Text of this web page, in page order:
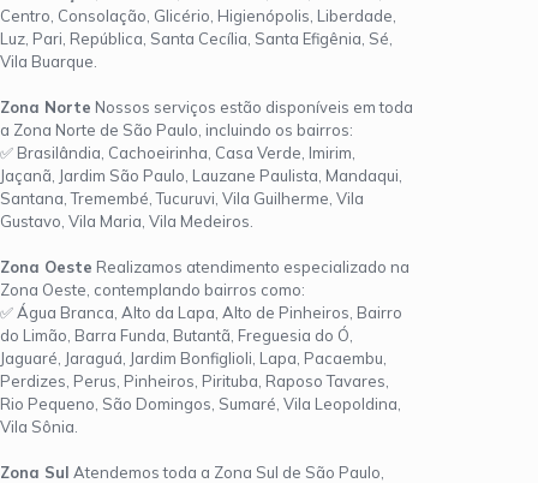
Centro, Consolação, Glicério, Higienópolis, Liberdade,
Luz, Pari, República, Santa Cecília, Santa Efigênia, Sé,
Vila Buarque.
Zona Norte Nossos serviços estão disponíveis em toda
a Zona Norte de São Paulo, incluindo os bairros:
✅ Brasilândia, Cachoeirinha, Casa Verde, Imirim,
Jaçanã, Jardim São Paulo, Lauzane Paulista, Mandaqui,
Santana, Tremembé, Tucuruvi, Vila Guilherme, Vila
Gustavo, Vila Maria, Vila Medeiros.
Zona Oeste Realizamos atendimento especializado na
Zona Oeste, contemplando bairros como:
✅ Água Branca, Alto da Lapa, Alto de Pinheiros, Bairro
do Limão, Barra Funda, Butantã, Freguesia do Ó,
Jaguaré, Jaraguá, Jardim Bonfiglioli, Lapa, Pacaembu,
Perdizes, Perus, Pinheiros, Pirituba, Raposo Tavares,
Rio Pequeno, São Domingos, Sumaré, Vila Leopoldina,
Vila Sônia.
Zona Sul Atendemos toda a Zona Sul de São Paulo,